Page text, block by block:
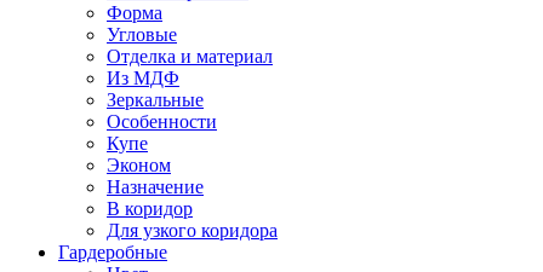
Форма
Угловые
Отделка и материал
Из МДФ
Зеркальные
Особенности
Купе
Эконом
Назначение
В коридор
Для узкого коридора
Гардеробные